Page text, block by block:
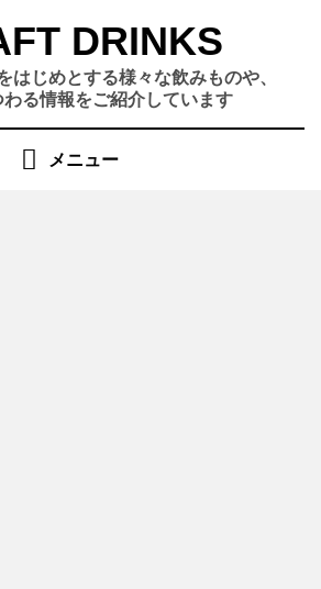
DRINKS
はじめとする様々な飲みものや、
わる情報をご紹介しています
メニュー